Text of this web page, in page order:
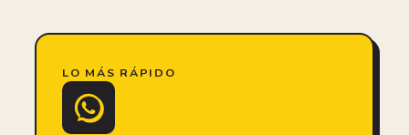
LO MÁS RÁPIDO